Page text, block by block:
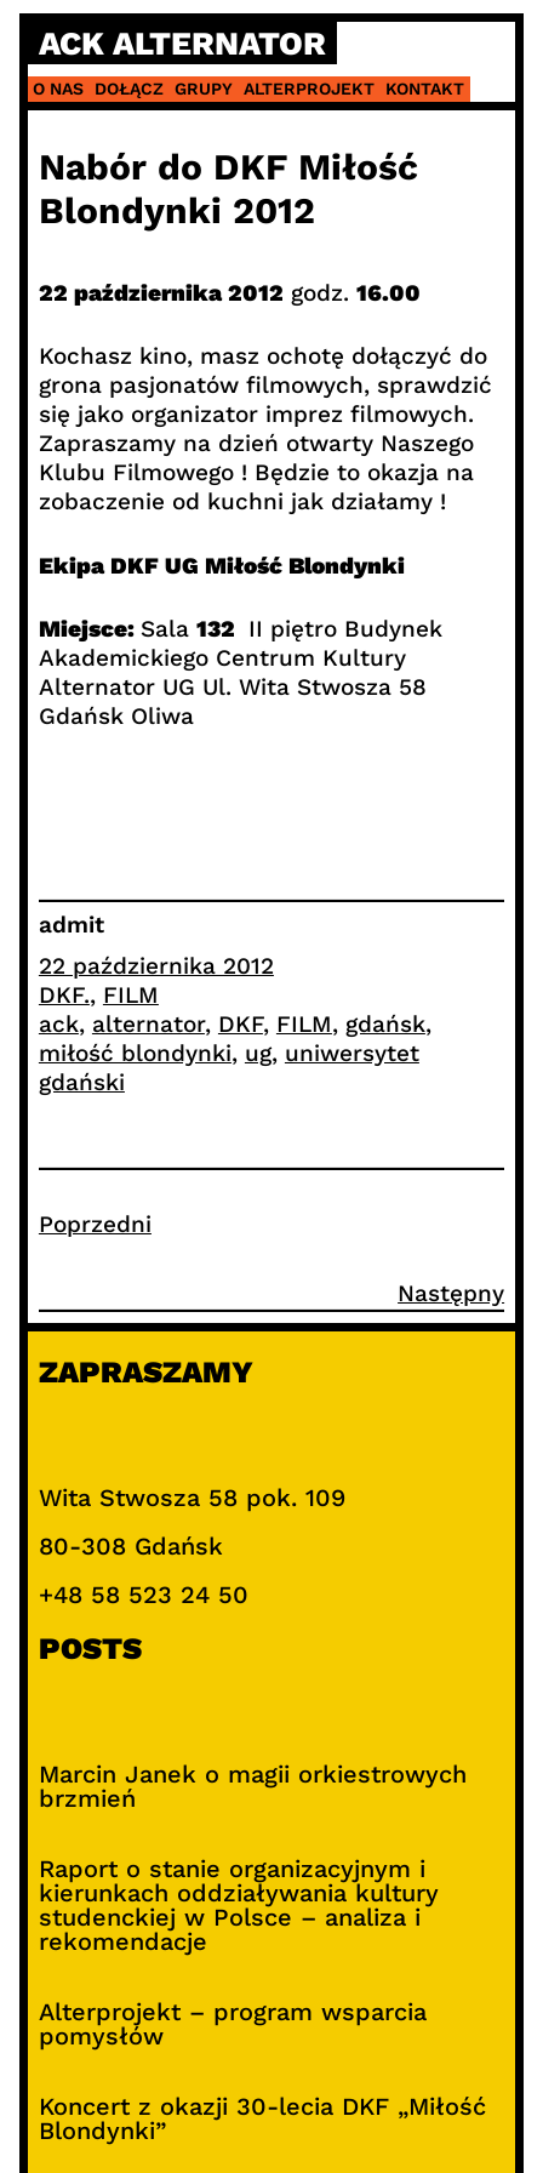
Skip
content
ACK ALTERNATOR
O NAS DOŁĄCZ GRUPY ALTERPROJEKT KONTAKT
Nabór do DKF Miłość
Blondynki 2012
22 października 2012 godz. 16.00
Kochasz kino, masz ochotę dołączyć do
grona pasjonatów filmowych, sprawdzić
się jako organizator imprez filmowych.
Zapraszamy na dzień otwarty Naszego
Klubu Filmowego ! Będzie to okazja na
zobaczenie od kuchni jak działamy !
Ekipa DKF UG Miłość Blondynki
Miejsce: Sala 132 II piętro Budynek
Akademickiego Centrum Kultury
Alternator UG Ul. Wita Stwosza 58
Gdańsk Oliwa
admit
22 października 2012
DKF., FILM
ack, alternator, DKF, FILM, gdańsk ,
miłość blondynki, ug, uniwersytet
gdański
Poprzedni
Następny
ZAPRASZAMY
Wita Stwosza 58 pok. 109
80-308 Gdańsk
+48 58 523 24 50
POSTS
Marcin Janek o magii orkiestrowych
brzmień
Raport o stanie organizacyjnym i
kierunkach oddziaływania kultury
studenckiej w Polsce – analiza i
rekomendacje
Alterprojekt – program wsparcia
pomysłów
Koncert z okazji 30-lecia DKF „Miłość
Blondynki”